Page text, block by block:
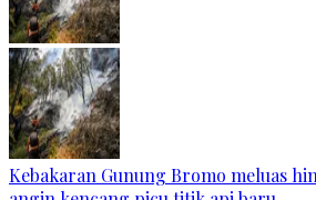
Kebakaran Gunung Bromo meluas